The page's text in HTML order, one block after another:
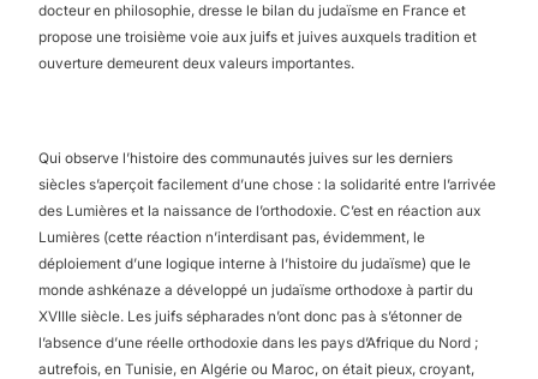
docteur en philosophie, dresse le bilan du judaïsme en France et
propose une troisième voie aux juifs et juives auxquels tradition et
ouverture demeurent deux valeurs importantes.
Qui observe l’histoire des communautés juives sur les derniers
siècles s’aperçoit facilement d’une chose : la solidarité entre l’arrivée
des Lumières et la naissance de l’orthodoxie. C’est en réaction aux
Lumières (cette réaction n’interdisant pas, évidemment, le
déploiement d’une logique interne à l’histoire du judaïsme) que le
monde ashkénaze a développé un judaïsme orthodoxe à partir du
XVIIIe siècle. Les juifs sépharades n’ont donc pas à s’étonner de
l’absence d’une réelle orthodoxie dans les pays d’Afrique du Nord ;
autrefois, en Tunisie, en Algérie ou Maroc, on était pieux, croyant,